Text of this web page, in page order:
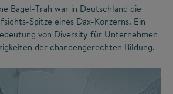
Bagel-Trah war in Deutschland die
Spitze eines Dax-Konzerns. Ein
von Diversity für Unternehmen
der chancengerechten Bildung.